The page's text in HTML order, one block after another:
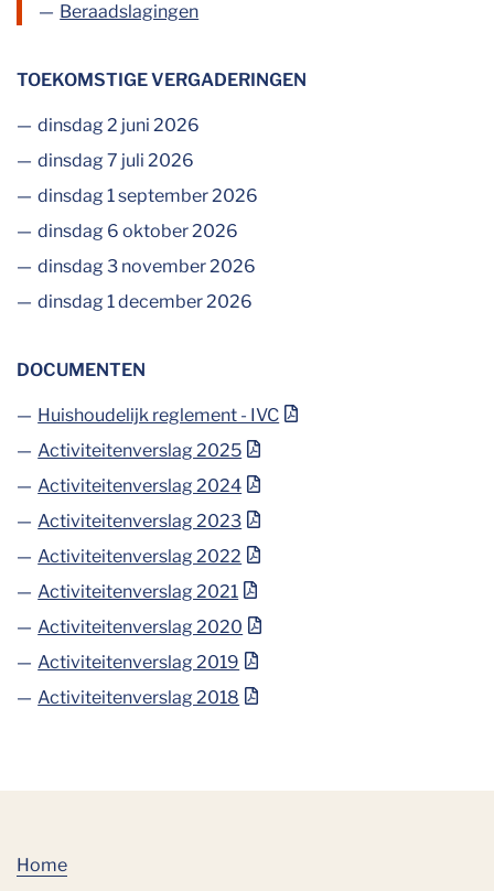
Beraadslagingen
TOEKOMSTIGE VERGADERINGEN
dinsdag 2 juni 2026
dinsdag 7 juli 2026
dinsdag 1 september 2026
dinsdag 6 oktober 2026
dinsdag 3 november 2026
dinsdag 1 december 2026
DOCUMENTEN
Huishoudelijk reglement - IVC
Activiteitenverslag 2025
Activiteitenverslag 2024
Activiteitenverslag 2023
Activiteitenverslag 2022
Activiteitenverslag 2021
Activiteitenverslag 2020
Activiteitenverslag 2019
Activiteitenverslag 2018
Home